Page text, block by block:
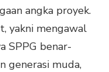
angka proyek.
yakni mengawal
SPPG benar-
generasi muda,